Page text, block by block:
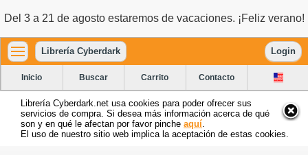
Del 3 a 21 de agosto estaremos de vacaciones. ¡Feliz verano!
Librería Cyberdark Login
Inicio Buscar Carrito Contacto
Librería Cyberdark.net usa cookies para poder ofrecer sus
servicios de compra. Si desea más información acerca de qué
son y en qué le afectan por favor pinche aquí
El uso de nuestro sitio web implica la aceptación de estas cookies.